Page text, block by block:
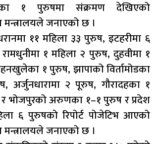
१ पुरुषमा संक्रमण देखिएको
जनाएको छ ।
११ महिला ३३ पुरुष, इटहरीमा ६
१ महिला २ पुरुष, दुहवीमा १
१ पुरुष, झापाको विर्तामोडका
अर्जुनधारामा २ पूरुष, गौरादहका १
भोजपुरको अरुणका १–१ पुरुष र प्रदेश
६ पुरुषको रिपोर्ट पोजेटिभ आएको
जनाएको छ ।